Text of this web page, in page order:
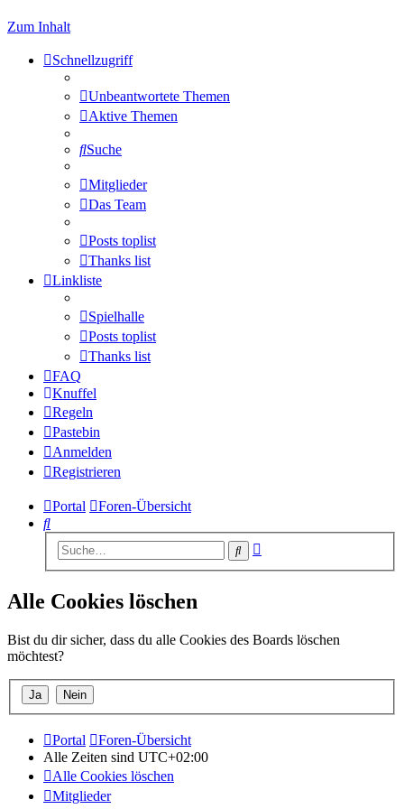
Zum Inhalt
Schnellzugriff
Unbeantwortete Themen
Aktive Themen
Suche
Mitglieder
Das Team
Posts toplist
Thanks list
Linkliste
Spielhalle
Posts toplist
Thanks list
FAQ
Knuffel
Regeln
Pastebin
Anmelden
Registrieren
Portal
Foren-Übersicht
Suche
Suche
Alle Cookies löschen
Bist du dir sicher, dass du alle Cookies des Boards löschen
möchtest?
Portal
Foren-Übersicht
Alle Zeiten sind UTC+02:00
Alle Cookies löschen
Mitglieder